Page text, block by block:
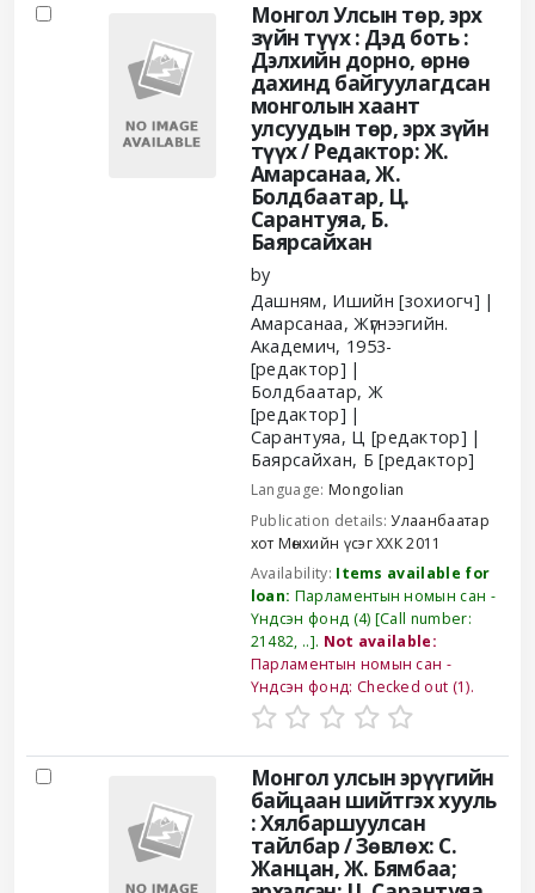
Монгол Улсын төр, эрх
зүйн түүх : Дэд боть :
Дэлхийн дорно, өрнө
дахинд байгуулагдсан
монголын хаант
улсуудын төр, эрх зүйн
түүх / Редактор: Ж.
Амарсанаа, Ж.
Болдбаатар, Ц.
Сарантуяа, Б.
Баярсайхан
by
Дашням, Ишийн [зохиогч]
Амарсанаа, Жүгнээгийн.
Академич, 1953-
[редактор]
Болдбаатар, Ж
[редактор]
Сарантуяа, Ц [редактор]
Баярсайхан, Б [редактор]
Language: Mongolian
Publication details:Улаанбаатар
хот Мөнхийн үсэг ХХК2011
Availability: Items available for
loan: Парламентын номын сан -
Үндсэн фонд (4) Call number:
21482, .. . Not available:
Парламентын номын сан -
Үндсэн фонд: Checked out (1).
Монгол улсын эрүүгийн
байцаан шийтгэх хууль
: Хялбаршуулсан
тайлбар /Зөвлөх: С.
Жанцан, Ж. Бямбаа;